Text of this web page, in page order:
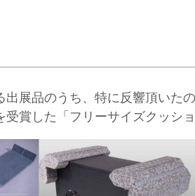
出展品のうち、特に反響頂いた
受賞した「フリーサイズクッショ